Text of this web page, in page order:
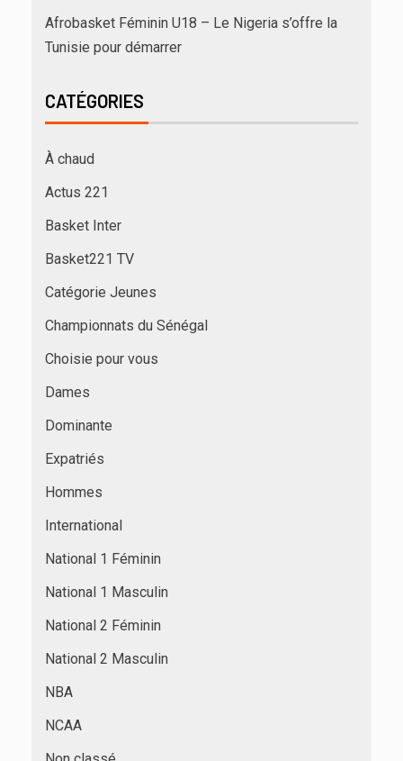
Afrobasket Féminin U18 – Le Nigeria s’offre la
Tunisie pour démarrer
CATÉGORIES
À chaud
Actus 221
Basket Inter
Basket221 TV
Catégorie Jeunes
Championnats du Sénégal
Choisie pour vous
Dames
Dominante
Expatriés
Hommes
International
National 1 Féminin
National 1 Masculin
National 2 Féminin
National 2 Masculin
NBA
NCAA